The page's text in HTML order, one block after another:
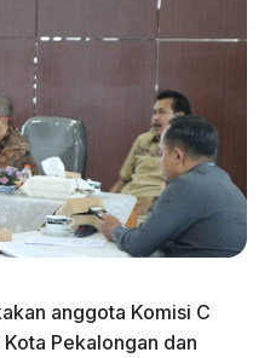
anggota Komisi C
Pekalongan dan